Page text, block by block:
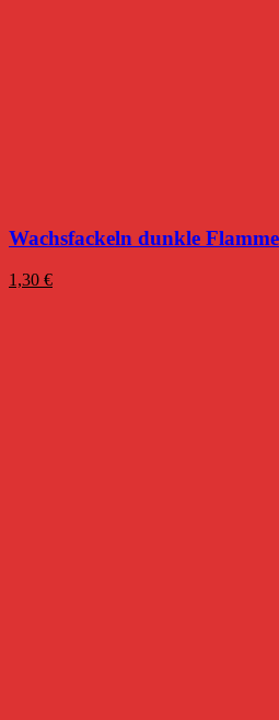
Wachsfackeln dunkle
1,30 €